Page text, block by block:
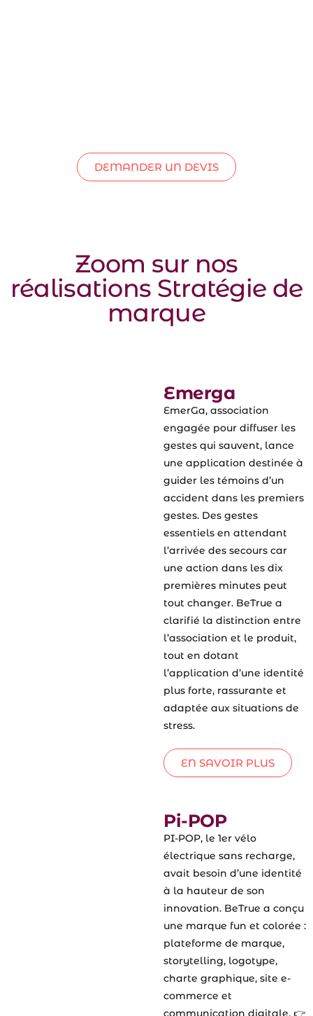
DEMANDER UN DEVIS
Zoom sur nos
réalisations​ Stratégie de
marque
Emerga
EmerGa, association
engagée pour diffuser les
gestes qui sauvent, lance
une application destinée à
guider les témoins d’un
accident dans les premiers
gestes. Des gestes
essentiels en attendant
l’arrivée des secours car
une action dans les dix
premières minutes peut
tout changer. BeTrue a
clarifié la distinction entre
l’association et le produit,
tout en dotant
l’application d’une identité
plus forte, rassurante et
adaptée aux situations de
stress.
EN SAVOIR PLUS
Pi-POP
PI-POP, le 1er vélo
électrique sans recharge,
avait besoin d’une identité
à la hauteur de son
innovation. BeTrue a conçu
une marque fun et colorée :
plateforme de marque,
storytelling, logotype,
charte graphique, site e-
commerce et
communication digitale. 👉